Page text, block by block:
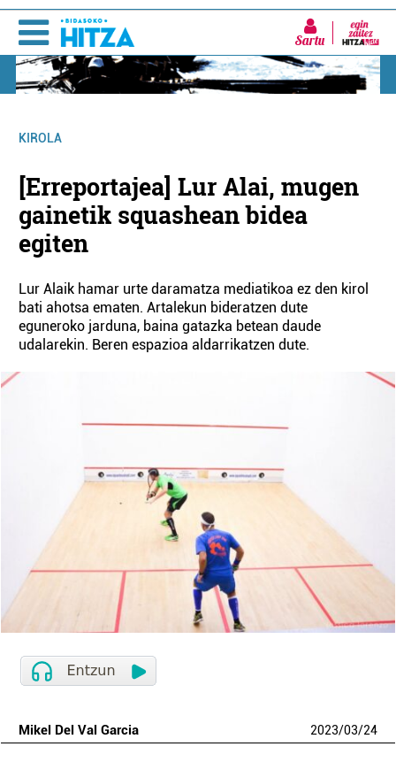
Sartu
KIROLA
[Erreportajea] Lur Alai, mugen
gainetik squashean bidea
egiten
Lur Alaik hamar urte daramatza mediatikoa ez den kirol
bati ahotsa ematen. Artalekun bideratzen dute
eguneroko jarduna, baina gatazka betean daude
udalarekin. Beren espazioa aldarrikatzen dute.
Mikel Del Val Garcia 2023/03/24